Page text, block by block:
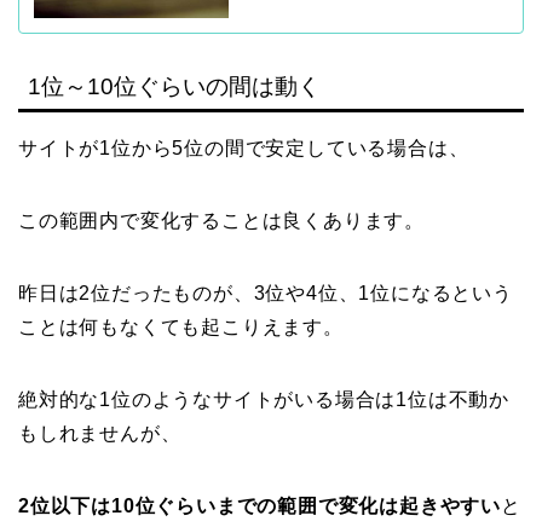
1位～10位ぐらいの間は動く
サイトが1位から5位の間で安定している場合は、
この範囲内で変化することは良くあります。
昨日は2位だったものが、3位や4位、1位になるという
ことは何もなくても起こりえます。
絶対的な1位のようなサイトがいる場合は1位は不動か
もしれませんが、
2位以下は10位ぐらいまでの範囲で変化は起きやすいと